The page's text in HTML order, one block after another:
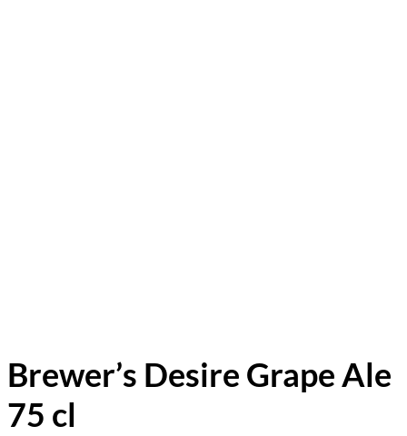
Brewer’s Desire Grape Ale
75 cl